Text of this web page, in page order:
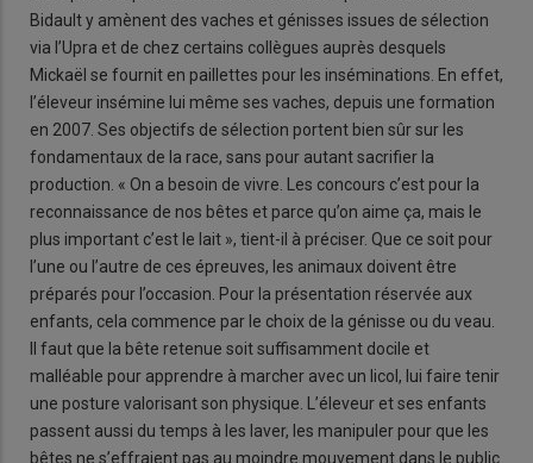
Bidault y amènent des vaches et génisses issues de sélection
via l’Upra et de chez certains collègues auprès desquels
Mickaël se fournit en paillettes pour les inséminations. En effet,
l’éleveur insémine lui même ses vaches, depuis une formation
en 2007. Ses objectifs de sélection portent bien sûr sur les
fondamentaux de la race, sans pour autant sacrifier la
production. « On a besoin de vivre. Les concours c’est pour la
reconnaissance de nos bêtes et parce qu’on aime ça, mais le
plus important c’est le lait », tient-il à préciser. Que ce soit pour
l’une ou l’autre de ces épreuves, les animaux doivent être
préparés pour l’occasion. Pour la présentation réservée aux
enfants, cela commence par le choix de la génisse ou du veau.
Il faut que la bête retenue soit suffisamment docile et
malléable pour apprendre à marcher avec un licol, lui faire tenir
une posture valorisant son physique. L’éleveur et ses enfants
passent aussi du temps à les laver, les manipuler pour que les
bêtes ne s’effraient pas au moindre mouvement dans le public